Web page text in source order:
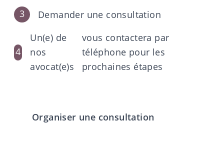
Demander une consultation
Un(e) de
nos
avocat(e)s
vous contactera par
téléphone pour les
prochaines étapes
Organiser une consultation